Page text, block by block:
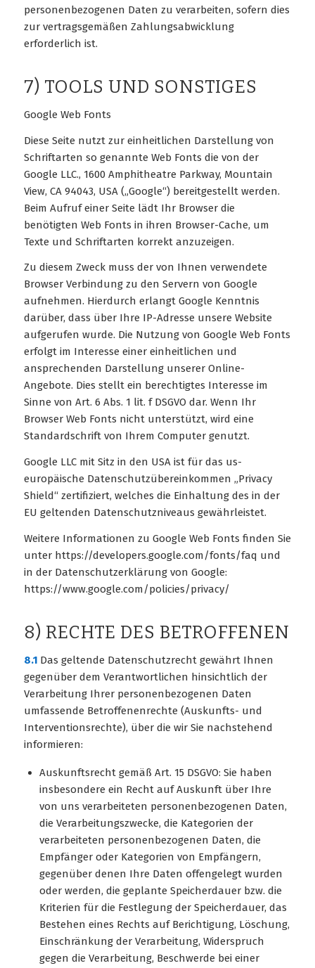
personenbezogenen Daten zu verarbeiten, sofern dies
zur vertragsgemäßen Zahlungsabwicklung
erforderlich ist.
7) TOOLS UND SONSTIGES
Google Web Fonts
Diese Seite nutzt zur einheitlichen Darstellung von
Schriftarten so genannte Web Fonts die von der
Google LLC., 1600 Amphitheatre Parkway, Mountain
View, CA 94043, USA („Google“) bereitgestellt werden.
Beim Aufruf einer Seite lädt Ihr Browser die
benötigten Web Fonts in ihren Browser-Cache, um
Texte und Schriftarten korrekt anzuzeigen.
Zu diesem Zweck muss der von Ihnen verwendete
Browser Verbindung zu den Servern von Google
aufnehmen. Hierdurch erlangt Google Kenntnis
darüber, dass über Ihre IP-Adresse unsere Website
aufgerufen wurde. Die Nutzung von Google Web Fonts
erfolgt im Interesse einer einheitlichen und
ansprechenden Darstellung unserer Online-
Angebote. Dies stellt ein berechtigtes Interesse im
Sinne von Art. 6 Abs. 1 lit. f DSGVO dar. Wenn Ihr
Browser Web Fonts nicht unterstützt, wird eine
Standardschrift von Ihrem Computer genutzt.
Google LLC mit Sitz in den USA ist für das us-
europäische Datenschutzübereinkommen „Privacy
Shield“ zertifiziert, welches die Einhaltung des in der
EU geltenden Datenschutzniveaus gewährleistet.
Weitere Informationen zu Google Web Fonts finden Sie
unter https://developers.google.com/fonts/faq und
in der Datenschutzerklärung von Google:
https://www.google.com/policies/privacy/
8) RECHTE DES BETROFFENEN
8.1 Das geltende Datenschutzrecht gewährt Ihnen
gegenüber dem Verantwortlichen hinsichtlich der
Verarbeitung Ihrer personenbezogenen Daten
umfassende Betroffenenrechte (Auskunfts- und
Interventionsrechte), über die wir Sie nachstehend
informieren:
Auskunftsrecht gemäß Art. 15 DSGVO: Sie haben
insbesondere ein Recht auf Auskunft über Ihre
von uns verarbeiteten personenbezogenen Daten,
die Verarbeitungszwecke, die Kategorien der
verarbeiteten personenbezogenen Daten, die
Empfänger oder Kategorien von Empfängern,
gegenüber denen Ihre Daten offengelegt wurden
oder werden, die geplante Speicherdauer bzw. die
Kriterien für die Festlegung der Speicherdauer, das
Bestehen eines Rechts auf Berichtigung, Löschung,
Einschränkung der Verarbeitung, Widerspruch
gegen die Verarbeitung, Beschwerde bei einer